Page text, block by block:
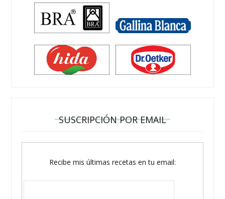
SUSCRIPCIÓN POR EMAIL
Recibe mis últimas recetas en tu email: